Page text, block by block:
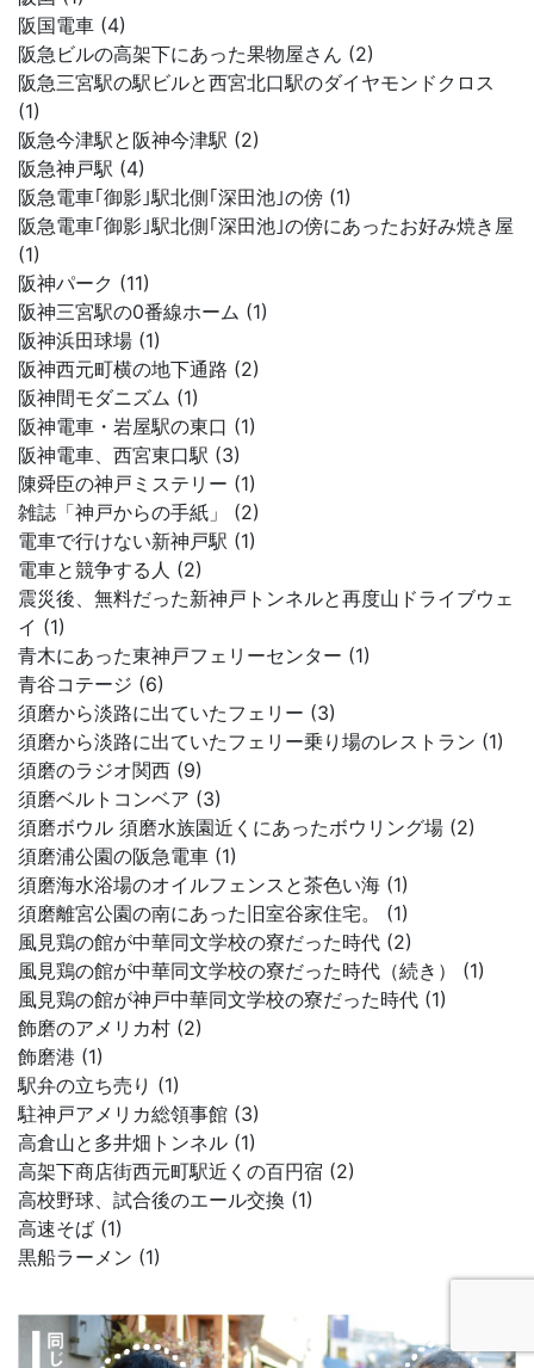
阪国電車 (4)
阪急ビルの高架下にあった果物屋さん (2)
阪急三宮駅の駅ビルと西宮北口駅のダイヤモンドクロス
(1)
阪急今津駅と阪神今津駅 (2)
阪急神戸駅 (4)
阪急電車｢御影｣駅北側｢深田池｣の傍 (1)
阪急電車｢御影｣駅北側｢深田池｣の傍にあったお好み焼き屋
(1)
阪神パーク (11)
阪神三宮駅の0番線ホーム (1)
阪神浜田球場 (1)
阪神西元町横の地下通路 (2)
阪神間モダニズム (1)
阪神電車・岩屋駅の東口 (1)
阪神電車、西宮東口駅 (3)
陳舜臣の神戸ミステリー (1)
雑誌「神戸からの手紙」 (2)
電車で行けない新神戸駅 (1)
電車と競争する人 (2)
震災後、無料だった新神戸トンネルと再度山ドライブウェ
イ (1)
青木にあった東神戸フェリーセンター (1)
青谷コテージ (6)
須磨から淡路に出ていたフェリー (3)
須磨から淡路に出ていたフェリー乗り場のレストラン (1)
須磨のラジオ関西 (9)
須磨ベルトコンベア (3)
須磨ボウル 須磨水族園近くにあったボウリング場 (2)
須磨浦公園の阪急電車 (1)
須磨海水浴場のオイルフェンスと茶色い海 (1)
須磨離宮公園の南にあった旧室谷家住宅。 (1)
風見鶏の館が中華同文学校の寮だった時代 (2)
風見鶏の館が中華同文学校の寮だった時代（続き） (1)
風見鶏の館が神戸中華同文学校の寮だった時代 (1)
飾磨のアメリカ村 (2)
飾磨港 (1)
駅弁の立ち売り (1)
駐神戸アメリカ総領事館 (3)
高倉山と多井畑トンネル (1)
高架下商店街西元町駅近くの百円宿 (2)
高校野球、試合後のエール交換 (1)
高速そば (1)
黒船ラーメン (1)